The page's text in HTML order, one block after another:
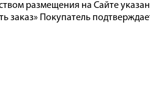
размещения на Сайте
заказ» Покупатель